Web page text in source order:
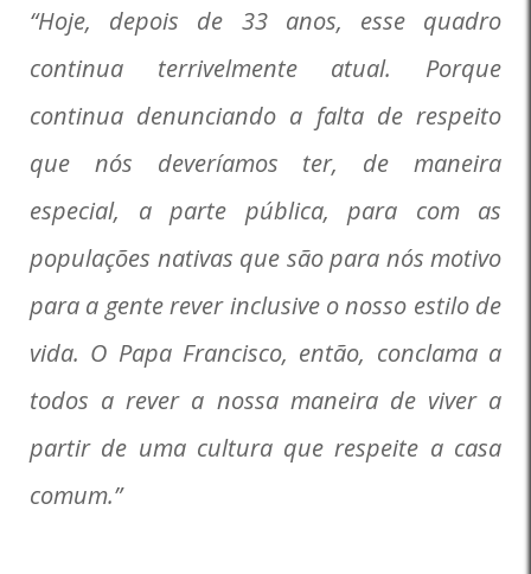
“Hoje, depois de 33 anos, esse quadro
continua terrivelmente atual. Porque
continua denunciando a falta de respeito
que nós deveríamos ter, de maneira
especial, a parte pública, para com as
populações nativas que são para nós motivo
para a gente rever inclusive o nosso estilo de
vida. O Papa Francisco, então, conclama a
todos a rever a nossa maneira de viver a
partir de uma cultura que respeite a casa
comum.”